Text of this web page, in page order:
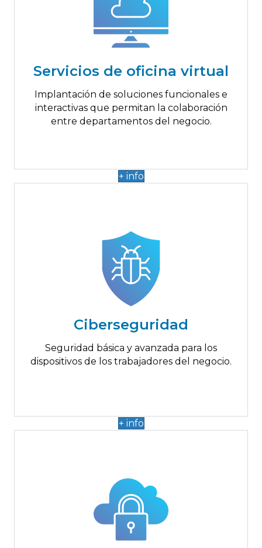
Servicios de oficina virtual
Implantación de soluciones funcionales e
interactivas que permitan la colaboración
entre departamentos del negocio.
Hasta 29.000€
Almacenar y compartir archivos
Calendario y agenda
+ info
Ciberseguridad
Seguridad básica y avanzada para los
dispositivos de los trabajadores del negocio.
Hasta 29.000€
Antimalware y antispyware
Correo seguro
Navegación segura
Análisis y detección de amenazas
Monitorización de la red
+ info
Hasta 29.000€
SSL
Cifrado de extremo a extremo